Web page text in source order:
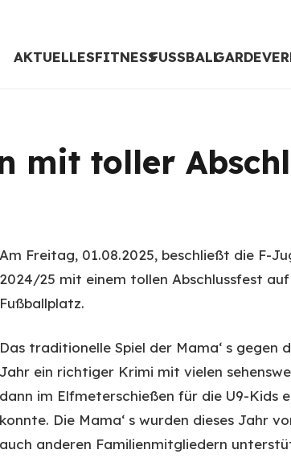
AKTUELLESFITNESSFUSSBALLGARDE
mit toller
Am Freitag, 01.08.2025, beschließt die F-
2024/25 mit einem tollen Abschlussfest
Fußballplatz.
Das traditionelle Spiel der Mama‘ s gegen
Jahr ein richtiger Krimi mit vielen
dann im Elfmeterschießen für die U9-Kids
konnte. Die Mama‘ s wurden dieses Jahr
auch anderen Familienmitgliedern